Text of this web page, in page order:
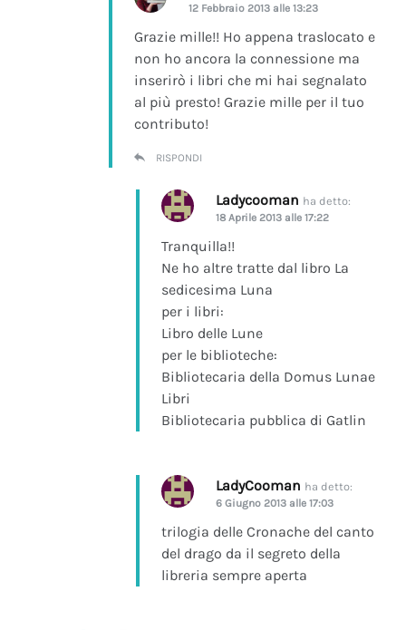
12 Febbraio 2013 alle 13:23
Grazie mille!! Ho appena traslocato e
non ho ancora la connessione ma
inserirò i libri che mi hai segnalato
al più presto! Grazie mille per il tuo
contributo!
RISPONDI
Ladycooman ha detto:
18 Aprile 2013 alle 17:22
Tranquilla!!
Ne ho altre tratte dal libro La
sedicesima Luna
per i libri:
Libro delle Lune
per le biblioteche:
Bibliotecaria della Domus Lunae
Libri
Bibliotecaria pubblica di Gatlin
LadyCooman ha detto:
6 Giugno 2013 alle 17:03
trilogia delle Cronache del canto
del drago da il segreto della
libreria sempre aperta